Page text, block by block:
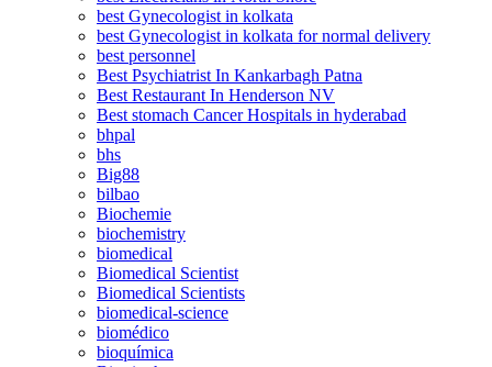
best Gynecologist in kolkata
best Gynecologist in kolkata for normal delivery
best personnel
Best Psychiatrist In Kankarbagh Patna
Best Restaurant In Henderson NV
Best stomach Cancer Hospitals in hyderabad
bhpal
bhs
Big88
bilbao
Biochemie
biochemistry
biomedical
Biomedical Scientist
Biomedical Scientists
biomedical-science
biomédico
bioquímica